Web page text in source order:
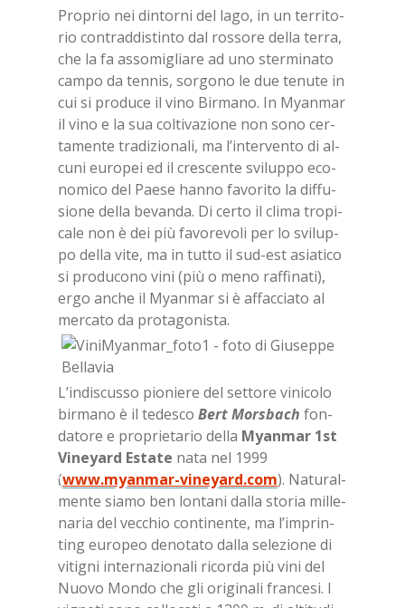
Pro­prio nei din­tor­ni del lago, in un ter­ri­to­
rio con­trad­di­stin­to dal ros­so­re del­la ter­ra,
che la fa as­so­mi­glia­re ad uno ster­mi­na­to
cam­po da ten­nis, sor­go­no le due te­nu­te in
cui si pro­du­ce il vino Bir­ma­no. In Myan­mar
il vino e la sua col­ti­va­zio­ne non sono cer­
ta­men­te tra­di­zio­na­li, ma l’in­ter­ven­to di al­
cu­ni eu­ro­pei ed il cre­scen­te svi­lup­po eco­
no­mi­co del Pae­se han­no fa­vo­ri­to la dif­fu­
sio­ne del­la be­van­da. Di cer­to il cli­ma tro­pi­
ca­le non è dei più fa­vo­re­vo­li per lo svi­lup­
po del­la vite, ma in tut­to il sud-est asia­ti­co
si pro­du­co­no vini (più o meno raf­fi­na­ti),
ergo an­che il Myan­mar si è af­fac­cia­to al
mer­ca­to da pro­ta­go­ni­sta.
L’in­di­scus­so pio­nie­re del set­to­re vi­ni­co­lo
bir­ma­no è il te­de­sco Bert Mor­sba­ch fon­
da­to­re e pro­prie­ta­rio del­la Myan­mar 1st
Vi­neyard Esta­te nata nel 1999
(www.myanmar-vineyard.com). Na­tu­ral­
men­te sia­mo ben lon­ta­ni dal­la sto­ria mil­le­
na­ria del vec­chio con­ti­nen­te, ma l’im­prin­
ting eu­ro­peo de­no­ta­to dal­la se­le­zio­ne di
vi­ti­gni in­ter­na­zio­na­li ri­cor­da più vini del
Nuo­vo Mon­do che gli ori­gi­na­li fran­ce­si. I